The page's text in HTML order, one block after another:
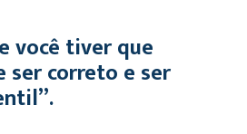
você tiver que
ser correto e ser